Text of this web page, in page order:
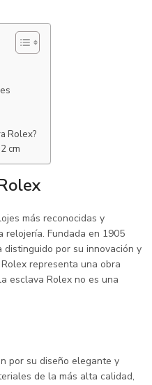
Rolex?
cm
más reconocidas y
Fundada en 1905
por su innovación y
representa una obra
esclava Rolex no es una
por su diseño elegante y
de la más alta calidad,